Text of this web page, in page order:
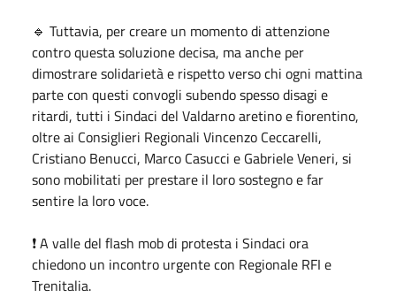
🔹 Tuttavia, per creare un momento di attenzione
contro questa soluzione decisa, ma anche per
dimostrare solidarietà e rispetto verso chi ogni mattina
parte con questi convogli subendo spesso disagi e
ritardi, tutti i Sindaci del Valdarno aretino e fiorentino,
oltre ai Consiglieri Regionali Vincenzo Ceccarelli,
Cristiano Benucci, Marco Casucci e Gabriele Veneri, si
sono mobilitati per prestare il loro sostegno e far
sentire la loro voce.
❗ A valle del flash mob di protesta i Sindaci ora
chiedono un incontro urgente con Regionale RFI e
Trenitalia.